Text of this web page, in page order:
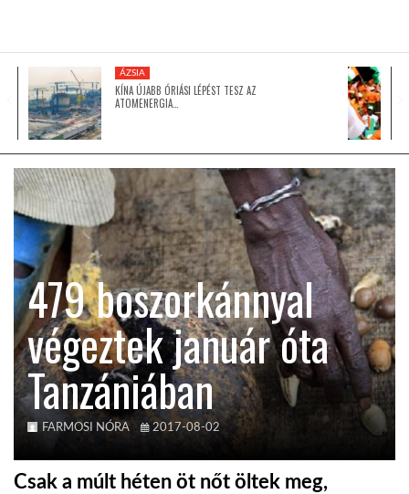
GLOBOTV BP
HÍR3D
TROPICALMAGAZIN
GLOBOTV
AFRIKA TUDÁSTÁR
A NAP SZÉPE
LINKTR.EE
ÁZSIA
KÍNA ÚJABB ÓRIÁSI LÉPÉST TESZ AZ
ATOMENERGIA…
479 boszorkánnyal
végeztek január óta
Tanzániában
FARMOSI NÓRA 2017-08-02
Csak a múlt héten öt nőt öltek meg,